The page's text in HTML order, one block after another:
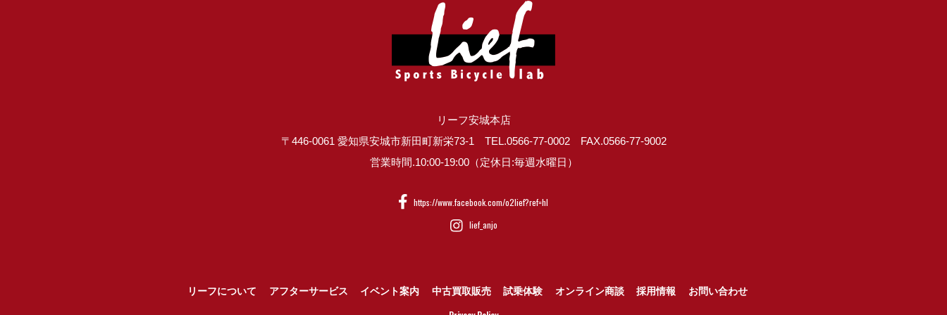
リーフ安城本店
〒446-0061 愛知県安城市新田町新栄73-1 TEL.0566-77-0002 FAX.0566-77-9002
営業時間.10:00-19:00（定休日:毎週水曜日）
https://www.facebook.com/o2lief?ref=hl
lief_anjo
リーフについて アフターサービス イベント案内 中古買取販売 試乗体験 オンライン商談 採用情報 お問い合わせ